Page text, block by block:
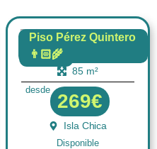
Piso Pérez Quintero
👨🏻‍🌾
FLAT
4 Rooms
85 m²
desde
269€
Isla Chica
Disponible